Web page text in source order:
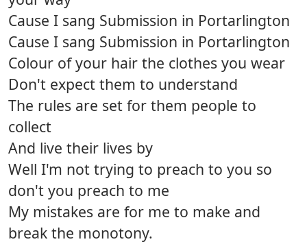
Cause I sang Submission in Portarlington
Cause I sang Submission in Portarlington
Colour of your hair the clothes you wear
Don't expect them to understand
The rules are set for them people to
collect
And live their lives by
Well I'm not trying to preach to you so
don't you preach to me
My mistakes are for me to make and
break the monotony.